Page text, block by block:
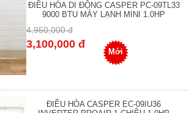
ĐIỀU HÒA DI ĐỘNG CASPER PC-09TL33
9000 BTU MÁY LẠNH MINI 1.0HP
4,950,000 đ
3,100,000 đ
Mới
ĐIỀU HÒA CASPER EC-09IU36